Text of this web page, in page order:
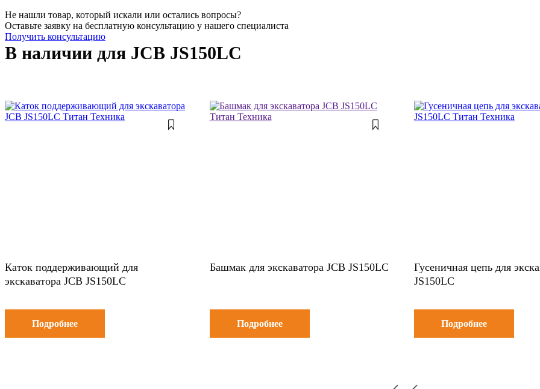
Не нашли товар, который искали или остались вопросы?
Оставьте заявку на бесплатную консультацию у нашего специалиста
Получить консультацию
В наличии для JCB JS150LC
Каток поддерживающий для
экскаватора JCB JS150LC
Подробнее
Башмак для экскаватора JCB JS150LC
Подробнее
Гусеничная цепь для
JS150LC
Подробнее